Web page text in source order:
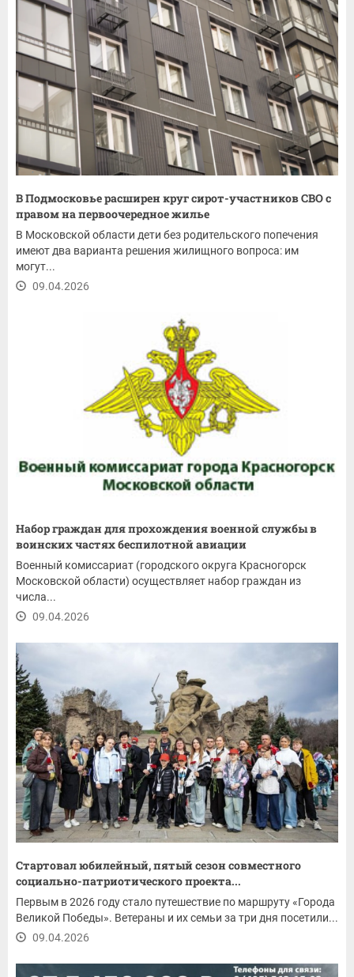
В Подмосковье расширен круг сирот-участников СВО с
правом на первоочередное жилье
В Московской области дети без родительского попечения
имеют два варианта решения жилищного вопроса: им
могут...
09.04.2026
Набор граждан для прохождения военной службы в
воинских частях беспилотной авиации
Военный комиссариат (городского округа Красногорск
Московской области) осуществляет набор граждан из
числа...
09.04.2026
Стартовал юбилейный, пятый сезон совместного
социально-патриотического проекта...
Первым в 2026 году стало путешествие по маршруту «Города
Великой Победы». Ветераны и их семьи за три дня посетили...
09.04.2026